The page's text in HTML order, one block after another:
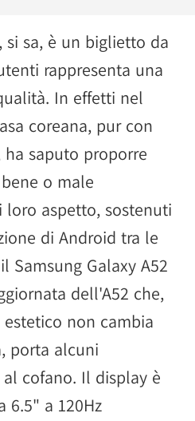
si sa, è un biglietto da
rappresenta una
In effetti nel
coreana, pur con
saputo proporre
o male
aspetto, sostenuti
di Android tra le
Samsung Galaxy A52
dell'A52 che,
non cambia
porta alcuni
cofano. Il display è
6.5" a 120Hz